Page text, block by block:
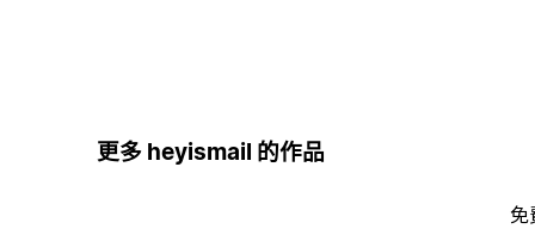
更多 heyismail 的作品
免